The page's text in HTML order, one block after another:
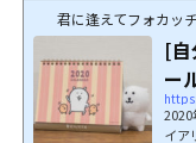
君に逢えてフォカッ
[自
ー
プ
イア